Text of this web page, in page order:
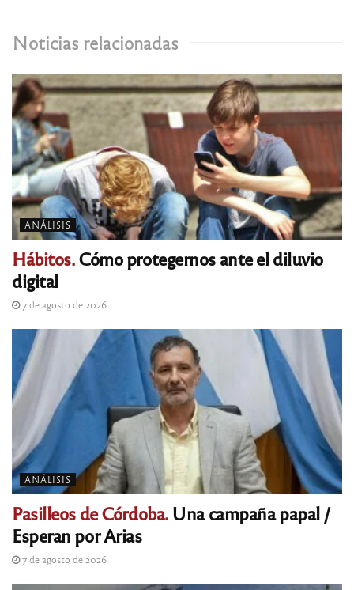
Noticias relacionadas
ANÁLISIS
Hábitos.Cómo protegernos ante el diluvio
digital
7 de agosto de 2026
ANÁLISIS
Pasilleos de Córdoba.Una campaña papal /
Esperan por Arias
7 de agosto de 2026